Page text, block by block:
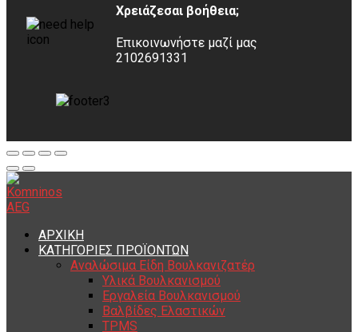
Χρειάζεσαι βοήθεια;
Επικοινωνήστε μαζί μας
2102691331
ΑΡΧΙΚΗ
ΚΑΤΗΓΟΡΙΕΣ ΠΡΟΪΟΝΤΩΝ
Αναλώσιμα Είδη Βουλκανιζατέρ
Υλικά Βουλκανισμού
Εργαλεία Βουλκανισμού
Βαλβίδες Ελαστικών
TPMS